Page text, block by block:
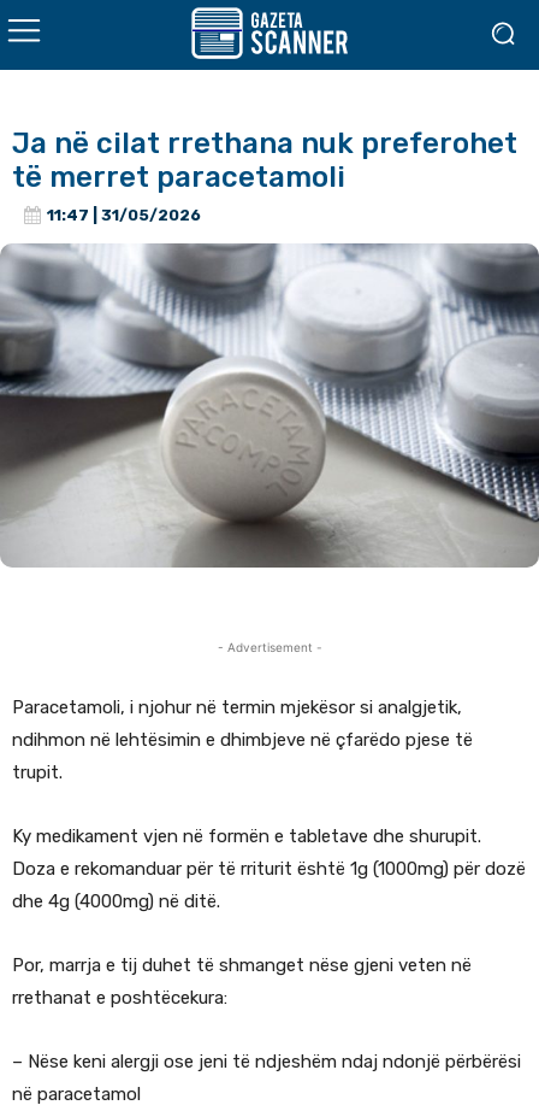
Ja në cilat rrethana nuk preferohet
të merret paracetamoli
11:47 | 31/05/2026
- Advertisement -
Paracetamoli, i njohur në termin mjekësor si analgjetik,
ndihmon në lehtësimin e dhimbjeve në çfarëdo pjese të
trupit.
Ky medikament vjen në formën e tabletave dhe shurupit.
Doza e rekomanduar për të rriturit është 1g (1000mg) për dozë
dhe 4g (4000mg) në ditë.
Por, marrja e tij duhet të shmanget nëse gjeni veten në
rrethanat e poshtëcekura:
– Nëse keni alergji ose jeni të ndjeshëm ndaj ndonjë përbërësi
në paracetamol